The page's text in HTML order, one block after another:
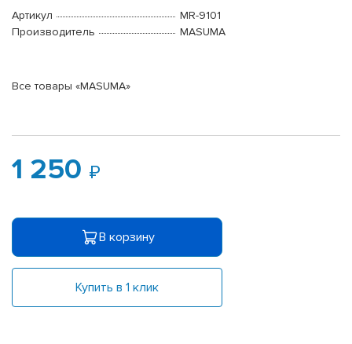
Артикул
MR-9101
Производитель
MASUMA
Все товары «MASUMA»
1 250
В корзину
Купить в 1 клик